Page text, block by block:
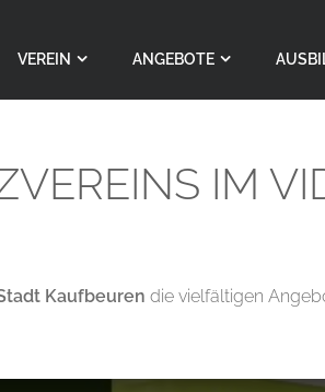
VEREIN ANGEBOTE
IM
Kaufbeuren die vielfältigen